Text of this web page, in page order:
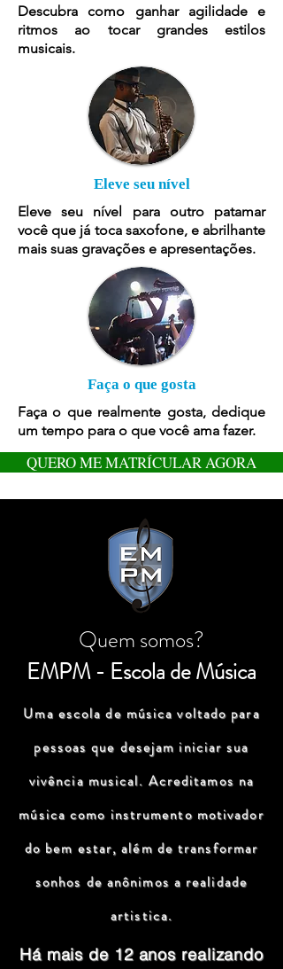
Descubra como ganhar agilidade e
ritmos ao tocar grandes estilos
musicais.
Eleve seu nível
Eleve seu nível para outro patamar
você que já toca saxofone, e abrilhante
mais suas gravações e apresentações.
Faça o que gosta
Faça o que realmente gosta, dedique
um tempo para o que você ama fazer.
QUERO ME MATRÍCULAR AGORA
Quem somos?
EMPM - Escola de Música
Uma escola de música voltado para
pessoas que desejam iniciar sua
vivência musical. Acreditamos na
música como instrumento motivador
do bem estar, além de transformar
sonhos de anônimos a realidade
artistica.
Há mais de 12 anos realizando